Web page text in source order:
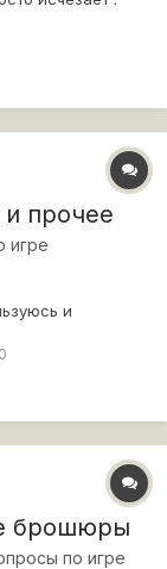
к
и все
прочее
игре
и
( в
вопросу?
брошюры
по игре